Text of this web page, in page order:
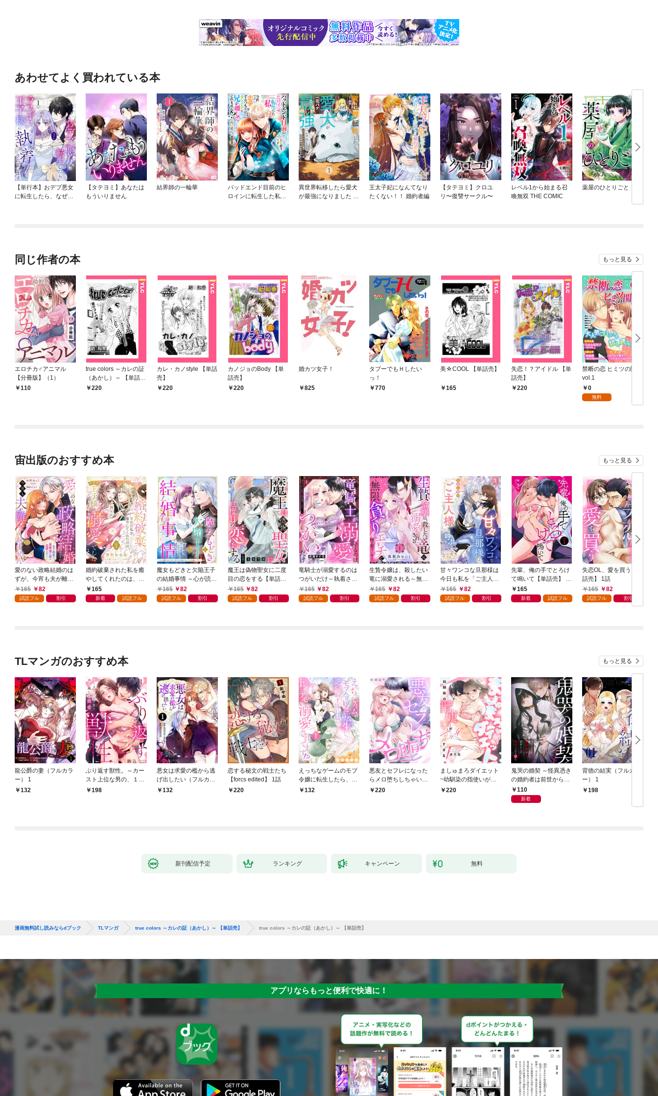
あわせてよく買われている本
【単行本】おデブ悪女
に転生したら、なぜか
【タテヨミ】あなたは
もういりません
結界師の一輪華
バッドエンド目前のヒ
ロインに転生した私、
異世界転移したら愛犬
が最強になりました ～
王太子妃になんてなり
たくない！！ 婚約者編
【タテヨミ】クロユ
リ〜復讐サークル〜
レベル1から始まる召
喚無双 THE COMIC
薬屋のひとりごと
同じ作者の本 もっと見る
エロチカ♂アニマル
【分冊版】（1）
110
true colors ～カレの証
（あかし）～ 【単話
売】220
カレ・カノstyle 【単話
売】
220
カノジョのBody 【単
話売】
220
婚カツ女子！
825
タブーでもＨしたい
っ！
770
美☆COOL 【単話売】
165
失恋！？アイドル 【単
話売】
220
禁断の恋 ヒミツの関係
vol.1
0
無料
宙出版のおすすめ本 もっと見る
愛のない政略結婚のは
ずが、今宵も夫が離し
てくれません～無骨な
将軍は最愛妻に滾る恋
165 82
試読フル 割引
婚約破棄された私を癒
やしてくれたのは、不
器用王子様の溺愛でし
た【単話売】 1話
165
新着 試読フル
魔女もどきと欠陥王子
の結婚事情 ～心が読め
ちゃうので、あなたの
本心なんてお見通しで
165 82
試読フル 割引
魔王は偽物聖女に二度
目の恋をする【単話
売】 1話
165 82
試読フル 割引
竜騎士が溺愛するのは
つがいだけ～執着され
た悪役令嬢は逃げられ
ない～【単話売】 1話
165 82
試読フル 割引
生贄令嬢は、殺したい
竜に溺愛される～無限
貪りエッチで国を救
う…！？～【単話売】
165 82
試読フル 割引
甘々ワンコな旦那様は
今日も私を「ご主人
様」と呼ぶ 【単話売】
1話
165 82
試読フル 割引
先輩、俺の手でとろけ
て鳴いて【単話売】 1
話165
新着 試読フル
失恋OL、愛を買う【単
話売】 1話
165
82
試読フル 割引
TLマンガのおすすめ本 もっと見る
龍公爵の妻（フルカラ
ー） 1
132
ぶり返す獣性。～カー
スト上位な男の、１０
年越しの激愛１
198
悪女は求愛の檻から逃
げ出したい（フルカラ
ー） 1
132
恋する秘文の戦士たち
【forcs edited】 1話
220
えっちなゲームのモブ
令嬢に転生したら、絶
倫騎士隊長様からトン
132
悪友とセフレになった
らメロ堕ちしちゃいそ
う(1)
220
ましゅまろダイエット
~幼馴染の指使いがエ
ッチすぎる！~(1)
220
鬼哭の婚契 ～怪異憑き
の婚約者は前世からの
執愛で私を蝕む～
（1）
110
新着
背徳の結実（フルカラ
ー） 1
198
新刊配信予定 ランキング キャンペーン 無料
漫画無料試し読みならdブック TLマンガ true colors ～カレの証（あかし）～ 【単話売】 true colors ～カレの証（あかし）～ 【単話売】
アプリならもっと便利で快適に！